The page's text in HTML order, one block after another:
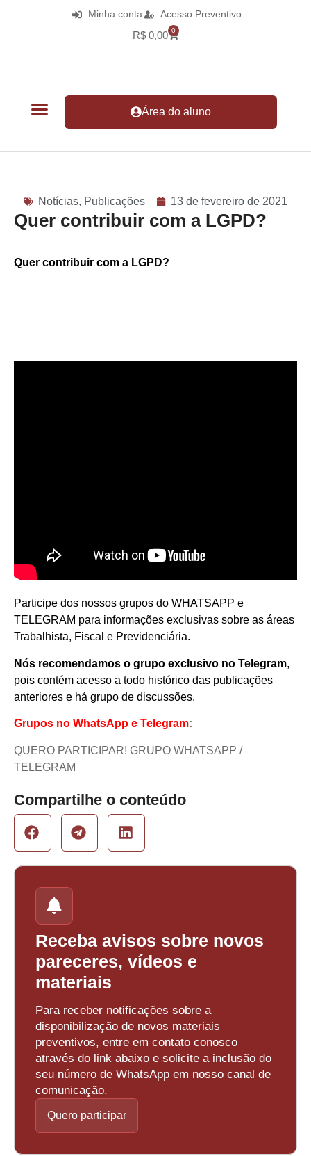
Minha conta Acesso Preventivo
R$ 0,00 0
Área do aluno
Notícias, Publicações 13 de fevereiro de 2021
Quer contribuir com a LGPD?
Quer contribuir com a LGPD?
Participe dos nossos grupos do WHATSAPP e
TELEGRAM para informações exclusivas sobre as áreas
Trabalhista, Fiscal e Previdenciária.
Nós recomendamos o grupo exclusivo no Telegram,
pois contém acesso a todo histórico das publicações
anteriores e há grupo de discussões.
Grupos no WhatsApp e Telegram:
QUERO PARTICIPAR! GRUPO WHATSAPP /
TELEGRAM
Compartilhe o conteúdo
Receba avisos sobre novos
pareceres, vídeos e
materiais
Para receber notificações sobre a
disponibilização de novos materiais
preventivos, entre em contato conosco
através do link abaixo e solicite a inclusão do
seu número de WhatsApp em nosso canal de
comunicação.
Quero participar